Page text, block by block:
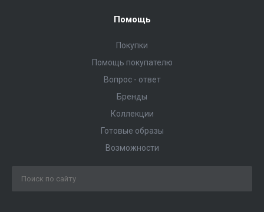
Помощь
Покупки
Помощь покупателю
Вопрос - ответ
Бренды
Коллекции
Готовые образы
Возможности